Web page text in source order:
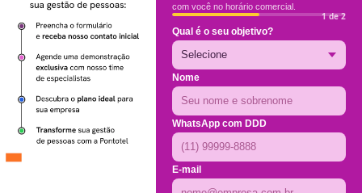
com você no horário comercial.
1 de 2
Qual é o seu objetivo?
Nome
WhatsApp com DDD
E-mail